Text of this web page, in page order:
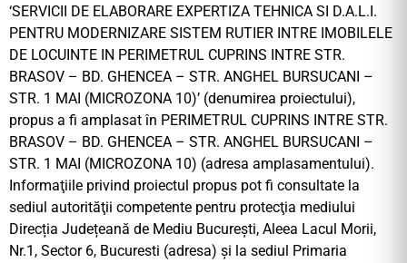
‘SERVICII DE ELABORARE EXPERTIZA TEHNICA SI D.A.L.I.
PENTRU MODERNIZARE SISTEM RUTIER INTRE IMOBILELE
DE LOCUINTE IN PERIMETRUL CUPRINS INTRE STR.
BRASOV – BD. GHENCEA – STR. ANGHEL BURSUCANI –
STR. 1 MAI (MICROZONA 10)’ (denumirea proiectului),
propus a fi amplasat în PERIMETRUL CUPRINS INTRE STR.
BRASOV – BD. GHENCEA – STR. ANGHEL BURSUCANI –
STR. 1 MAI (MICROZONA 10) (adresa amplasamentului).
Informaţiile privind proiectul propus pot fi consultate la
sediul autorităţii competente pentru protecţia mediului
Direcția Județeană de Mediu București, Aleea Lacul Morii,
Nr.1, Sector 6, Bucuresti (adresa) şi la sediul Primaria